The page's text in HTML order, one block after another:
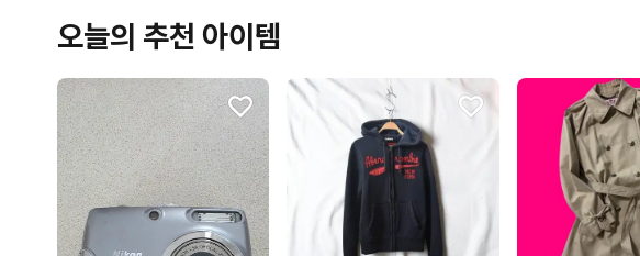
오늘의 추천 아이템